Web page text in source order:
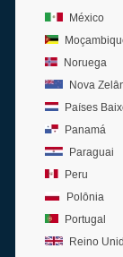
México
Noruega
Nova
Países
Panamá
Paraguai
Peru
Polônia
Portugal
Reino